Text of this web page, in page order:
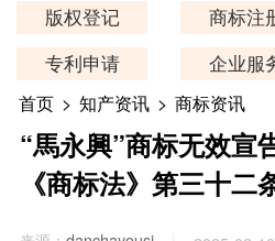
版权登记 商标注
专利申请
企业服
首页 > 知产资讯 > 商标资讯
“馬永興”商标无效宣
《商标法》第三十